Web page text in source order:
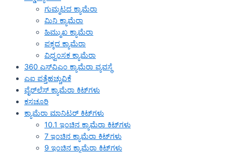
ಗುಮ್ಮಟದ ಕ್ಯಾಮೆರಾ
ಮಿನಿ ಕ್ಯಾಮೆರಾ
ಹಿಮ್ಮುಖ ಕ್ಯಾಮೆರಾ
ಪಕ್ಕದ ಕ್ಯಾಮೆರಾ
ವಿಧ್ವಂಸಕ ಕ್ಯಾಮೆರಾ
360 ಎಸ್‌ವಿಎಂ ಕ್ಯಾಮೆರಾ ವ್ಯವಸ್ಥೆ
ಎಐ ಪತ್ತೆಹಚ್ಚುವಿಕೆ
ವೈರ್‌ಲೆಸ್ ಕ್ಯಾಮೆರಾ ಕಿಟ್‌ಗಳು
ಕಸಚೂರಿ
ಕ್ಯಾಮೆರಾ ಮಾನಿಟರ್ ಕಿಟ್‌ಗಳು
10.1 ಇಂಚಿನ ಕ್ಯಾಮೆರಾ ಕಿಟ್‌ಗಳು
7 ಇಂಚಿನ ಕ್ಯಾಮೆರಾ ಕಿಟ್‌ಗಳು
9 ಇಂಚಿನ ಕ್ಯಾಮೆರಾ ಕಿಟ್‌ಗಳು